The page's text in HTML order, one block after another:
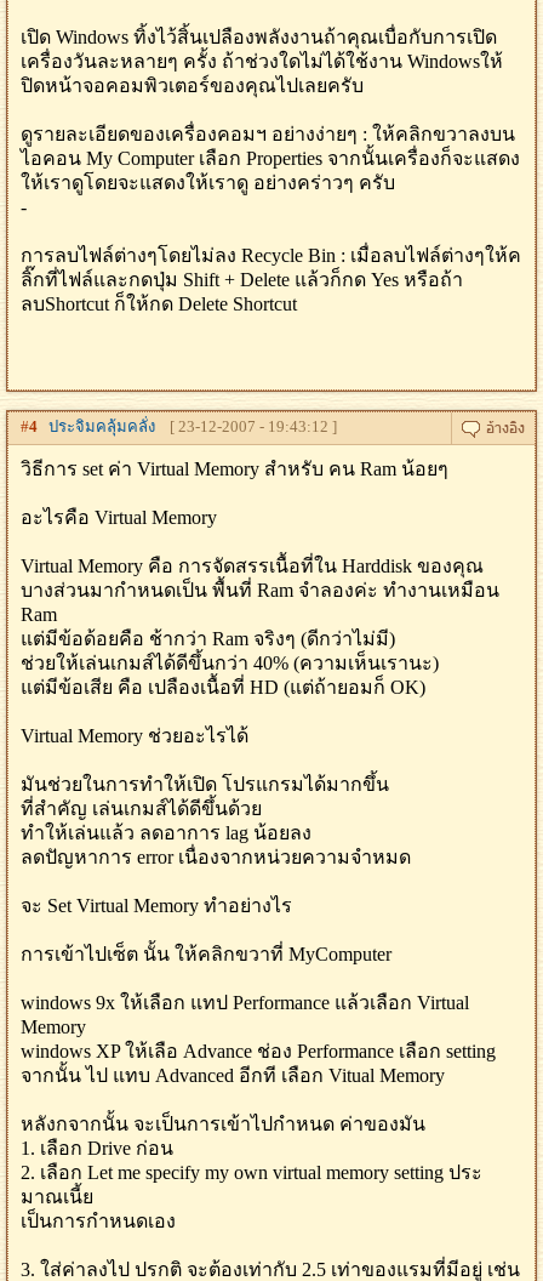
เปิด Windows ทิ้งไว้สิ้นเปลืองพลังงานถ้าคุณเบื่อกับการเปิด
เครื่องวันละหลายๆ ครั้ง ถ้าช่วงใดไม่ได้ใช้งาน Windowsให้
ปิดหน้าจอคอมพิวเตอร์ของคุณไปเลยครับ
ดูรายละเอียดของเครื่องคอมฯ อย่างง่ายๆ : ให้คลิกขวาลงบน
ไอคอน My Computer เลือก Properties จากนั้นเครื่องก็จะแสดง
ให้เราดูโดยจะแสดงให้เราดู อย่างคร่าวๆ ครับ
-
การลบไฟล์ต่างๆโดยไม่ลง Recycle Bin : เมื่อลบไฟล์ต่างๆให้ค
ลิ๊กที่ไฟล์และกดปุ่ม Shift + Delete แล้วก็กด Yes หรือถ้า
ลบShortcut ก็ให้กด Delete Shortcut
#4 ประจิมคลุ้มคลั่ง [ 23-12-2007 - 19:43:12 ]
วิธีการ set ค่า Virtual Memory สำหรับ คน Ram น้อยๆ
อะไรคือ Virtual Memory
Virtual Memory คือ การจัดสรรเนื้อที่ใน Harddisk ของคุณ
บางส่วนมากำหนดเป็น พื้นที่ Ram จำลองค่ะ ทำงานเหมือน
Ram
แต่มีข้อด้อยคือ ช้ากว่า Ram จริงๆ (ดีกว่าไม่มี)
ช่วยให้เล่นเกมส์ได้ดีขึ้นกว่า 40% (ความเห็นเรานะ)
แต่มีข้อเสีย คือ เปลืองเนื้อที่ HD (แต่ถ้ายอมก็ OK)
Virtual Memory ช่วยอะไรได้
มันช่วยในการทำให้เปิด โปรแกรมได้มากขึ้น
ที่สำคัญ เล่นเกมส์ได้ดีขึ้นด้วย
ทำให้เล่นแล้ว ลดอาการ lag น้อยลง
ลดปัญหาการ error เนื่องจากหน่วยความจำหมด
จะ Set Virtual Memory ทำอย่างไร
การเข้าไปเซ็ต นั้น ให้คลิกขวาที่ MyComputer
windows 9x ให้เลือก แทป Performance แล้วเลือก Virtual
Memory
windows XP ให้เลือ Advance ช่อง Performance เลือก setting
จากนั้น ไป แทบ Advanced อีกที เลือก Vitual Memory
หลังกจากนั้น จะเป็นการเข้าไปกำหนด ค่าของมัน
1. เลือก Drive ก่อน
2. เลือก Let me specify my own virtual memory setting ประ
มาณเนี้ย
เป็นการกำหนดเอง
3. ใส่ค่าลงไป ปรกติ จะต้องเท่ากับ 2.5 เท่าของแรมที่มีอยู่ เช่น